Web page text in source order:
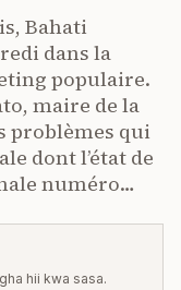
Bahati
dans la
populaire.
maire de la
problèmes qui
dont l’état de
numéro…
hii kwa sasa.